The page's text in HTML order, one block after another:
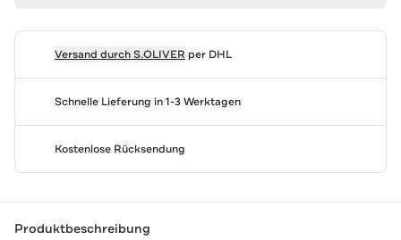
Versand durchS.OLIVER per DHL
Schnelle Lieferung in 1-3 Werktagen
Kostenlose Rücksendung
Produktbeschreibung